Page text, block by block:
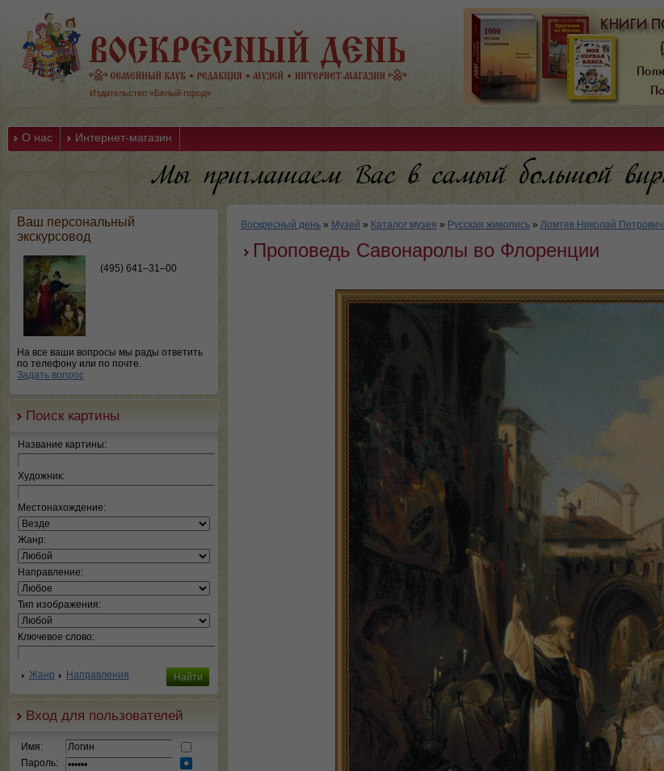
Издательство «Белый город»
О нас Интернет-магазин
Ваш персональный
экскурсовод
(495) 641–31–00
На все ваши вопросы мы рады ответить
по телефону или по почте.
Задать вопрос
Поиск картины
Название картины:
Художник:
Местонахождение:
Жанр:
Направление:
Тип изображения:
Ключевое слово:
Жанр Направления
Вход для пользователей
Имя:
Пароль:
Воскресный день » Музей » Каталог музея » Русская живопись » Ломтев Николай Петрович
Проповедь Савонаролы во Флоренции